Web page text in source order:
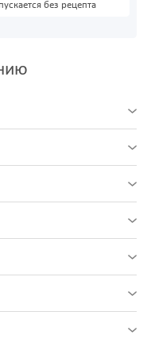
без рецепта